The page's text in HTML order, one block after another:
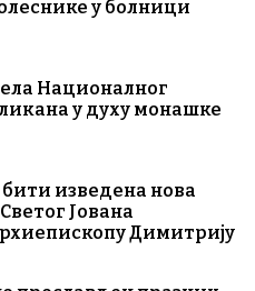
у болници
Националног
у духу монашке
изведена нова
Јована
Димитрију